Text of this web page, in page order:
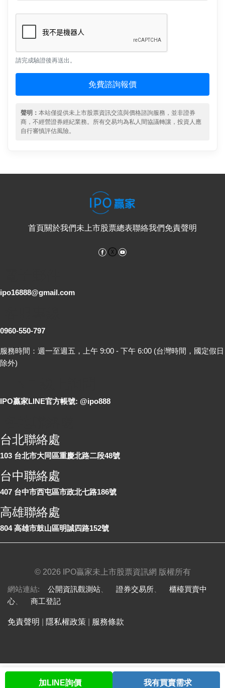
股票查詢 與我聯繫 會員中心
請完成驗證後再送出。
免費諮詢報價
聲明： 本站僅提供未上市股票資訊交流與價格諮詢服務，並非證券
商，不經營證券經紀業務。所有交易均為私人間協議轉讓，投資人應
自行審慎評估風險。
首頁關於我們未上市股票總表聯絡我們免責聲明
Facebook
ipo16888@gmail.com
0960-550-797
服務時間：週一至週五，上午 9:00 - 下午 6:00 (台灣時間，國定假日
除外)
IPO贏家LINE官方帳號: @ipo888
台北聯絡處
103 台北市大同區重慶北路二段48號
台中聯絡處
407 台中市西屯區市政北七路186號
高雄聯絡處
804 高雄市鼓山區明誠四路152號
© 2026 IPO贏家未上市股票資訊網 版權所有
網站連結: 公開資訊觀測站 證券交易所
櫃檯買賣中
心
商工登記
免責聲明 隱私權政策 服務條款
加LINE詢價 我有買賣需求